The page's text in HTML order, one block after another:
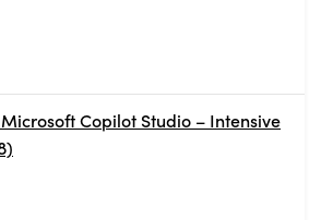
Copilot Studio – Intensive